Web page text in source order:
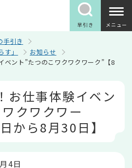
早引き メニュー
手引き
」
お知らせ
ベント”たつのこワクワクワーク”【8
お仕事体験イベン
クワクワー
から8月30日】
4日